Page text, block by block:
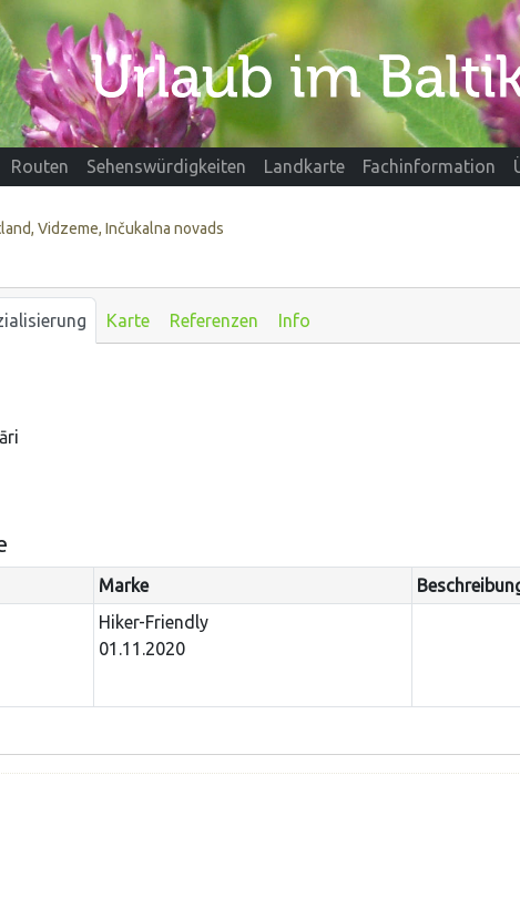
Routen Sehenswürdigkeiten Landkarte Fachinformation
Vidzeme, Inčukalna novads
Karte Referenzen Info
Marke
Hiker-Friendly
01.11.2020